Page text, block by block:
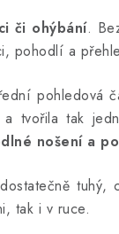
či ohýbání.
pohodlí a
pohledová
tvořila tak
nošení a
tak i v ruce.